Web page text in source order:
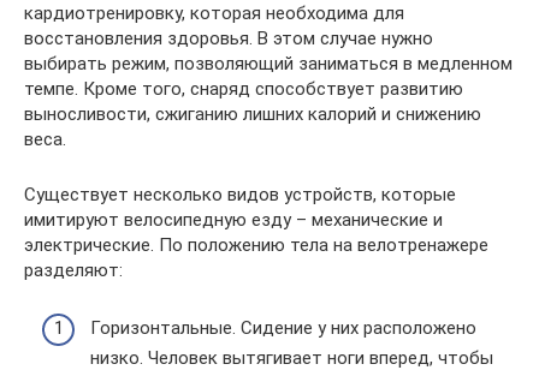
кардиотренировку, которая необходима для
восстановления здоровья. В этом случае нужно
выбирать режим, позволяющий заниматься в медленном
темпе. Кроме того, снаряд способствует развитию
выносливости, сжиганию лишних калорий и снижению
веса.
Существует несколько видов устройств, которые
имитируют велосипедную езду – механические и
электрические. По положению тела на велотренажере
разделяют:
Горизонтальные. Сидение у них расположено
низко. Человек вытягивает ноги вперед, чтобы